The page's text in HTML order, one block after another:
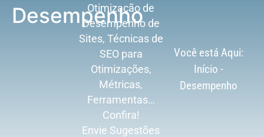
Desempenho
Otimização de
Desempenho de
Sites, Técnicas de
SEO para
Otimizações,
Métricas,
Ferramentas…
Confira!
Envie Sugestões
Você está Aqui:
Início -
Desempenho